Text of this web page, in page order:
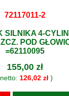
72117011-2
SILNIKA 4-
POD
=62110095
155,00 zł
126,02 zł)